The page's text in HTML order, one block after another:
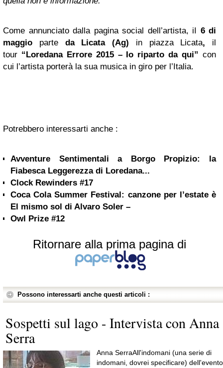
Come annunciato dalla pagina social dell’artista, iI 6 di
maggio parteda Licata (Ag) in piazza Licata, il
tour “Loredana Errore 2015 – Io riparto da qui”con
cui l’artista porterà la sua musica in giro per l’Italia.
Potrebbero interessarti anche :
Avventure Sentimentali a Borgo Propizio: la
Fiabesca Leggerezza di Loredana...
Clock Rewinders #17
Coca Cola Summer Festival: canzone per l’estate è
El mismo sol di Alvaro Soler –
Owl Prize #12
Ritornare alla prima pagina di
Possono interessarti anche questi articoli :
Sospetti sul lago - Intervista con Anna
Serra
Anna SerraAll'indomani (una serie di
indomani, dovrei specificare) dell'evento